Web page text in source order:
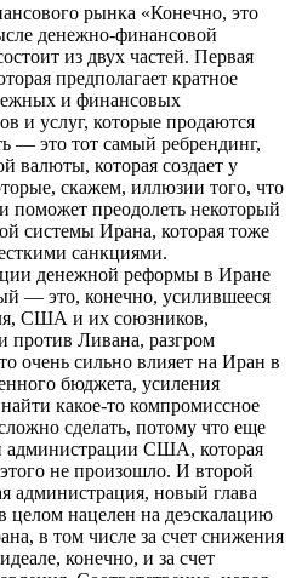
рынка «Конечно, это
денежно-финансовой
из двух частей. Первая
предполагает кратное
и финансовых
и услуг, которые продаются
— это тот самый ребрендинг,
валюты, которая создает у
скажем, иллюзии того, что
поможет преодолеть некоторый
системы Ирана, которая тоже
санкциями.
денежной реформы в Иране
— это, конечно, усилившееся
США и их союзников,
против Ливана, разгром
очень сильно влияет на Иран в
бюджета, усиления
какое-то компромиссное
сделать, потому что еще
администрации США, которая
не произошло. И второй
администрация, новый глава
нацелен на деэскалацию
в том числе за счет снижения
конечно, и за счет